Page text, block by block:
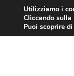
Utilizziamo i
Cliccando
Puoi scoprire